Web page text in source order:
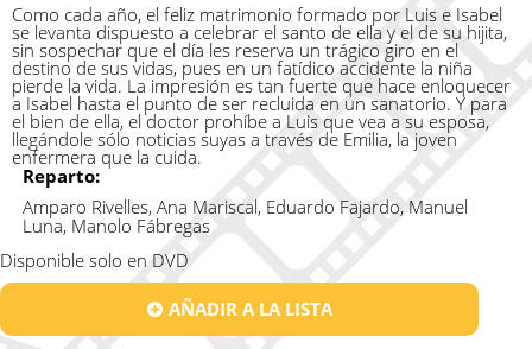
Como cada año, el feliz matrimonio formado por Luis e Isabel
se levanta dispuesto a celebrar el santo de ella y el de su hijita,
sin sospechar que el día les reserva un trágico giro en el
destino de sus vidas, pues en un fatídico accidente la niña
pierde la vida. La impresión es tan fuerte que hace enloquecer
a Isabel hasta el punto de ser recluida en un sanatorio. Y para
el bien de ella, el doctor prohíbe a Luis que vea a su esposa,
llegándole sólo noticias suyas a través de Emilia, la joven
enfermera que la cuida.
Reparto:
Amparo Rivelles, Ana Mariscal, Eduardo Fajardo, Manuel
Luna, Manolo Fábregas
Disponible solo en DVD
AÑADIR A LA LISTA